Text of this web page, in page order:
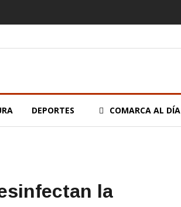
DEPORTES COMARCA AL DÍA
la